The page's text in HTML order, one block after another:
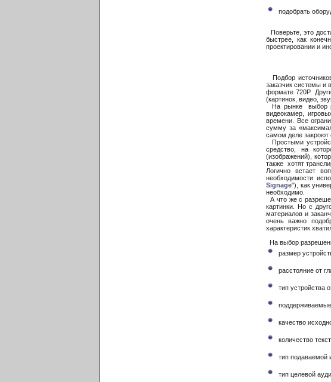
подобрать
Поверьте, это
быстрее, как
проектировании и
Подбор
заказчик системы и
формате 720P.
(картинок, видео,
На рынке выбор
видеокамер,
времени. Все
сумму за
самом деле закроют
Простыми
средство, на
(изображений),
также хотят
Логично встает
необходимости
Signage"), как
необходимо.
А что же с
картинки. Но с
материалов и
очень важно
характеристик
На выбор
размер
расстояние от
тип устройства
качество
количество
тип подаваемой
тип целевой